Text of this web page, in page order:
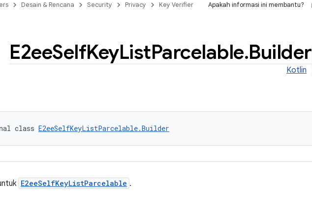
Desain & Rencana Security Privacy
Key Verifier
Apakah informasi ini membantu?
E2eeSelfKeyListParcelable.Builder
Kotlin
class E2eeSelfKeyListParcelable.Builder
E2eeSelfKeyListParcelable .